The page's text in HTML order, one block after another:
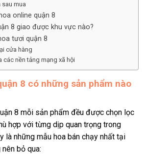
sau mua
online quận 8
8 giao được khu vực nào?
tươi quận 8
cửa hàng
các nền tảng mạng xã hội
8 có những sản phẩm nào
8 mỗi sản phẩm đều được chọn lọc
hợp với từng dịp quan trọng trong
là những mẫu hoa bán chạy nhất tại
bỏ qua:
thành công